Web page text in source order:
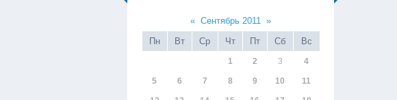
« Сентябрь 2011 »
Пн
Вт Ср Чт Пт Сб Вс
1 2 3 4
5 6 7 8 9 10 11